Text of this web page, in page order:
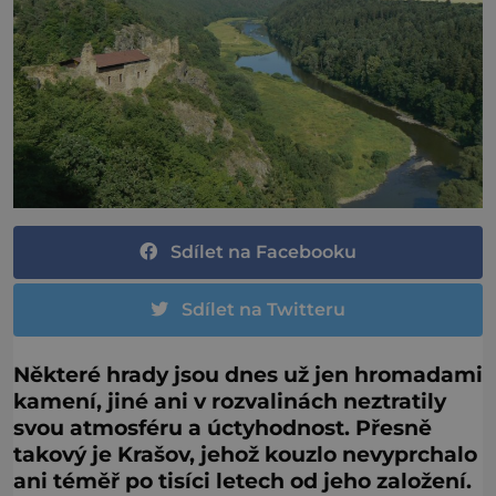
Sdílet na Facebooku
Sdílet na Twitteru
Některé hrady jsou dnes už jen hromadami
kamení, jiné ani v rozvalinách neztratily
svou atmosféru a úctyhodnost. Přesně
takový je Krašov, jehož kouzlo nevyprchalo
ani téměř po tisíci letech od jeho založení.